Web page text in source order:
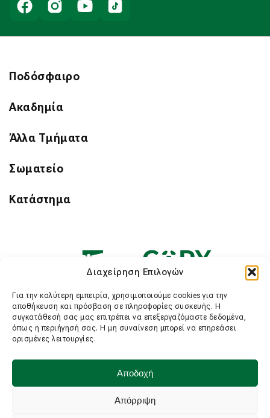
Διαχείρηση Επιλογών
Για την καλύτερη εμπειρία, χρησιμοποιούμε cookies για την
αποθήκευση και πρόσβαση σε πληροφορίες συσκευής. Η
συγκατάθεσή σας μας επιτρέπει να επεξεργαζόμαστε δεδομένα,
όπως η περιήγησή σας. Η μη συναίνεση μπορεί να επηρεάσει
ορισμένες λειτουργίες.
Αποδοχή
Απόρριψη
Ποδόσφαιρο
Ακαδημία
Άλλα Τμήματα
Σωματείο
Κατάστημα